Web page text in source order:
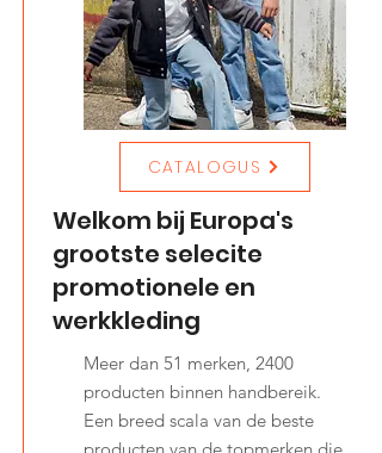
CATALOGUS
Welkom bij Europa's
grootste selecite
promotionele en
werkkleding
Meer dan 51 merken, 2400
producten binnen handbereik.
Een breed scala van de beste